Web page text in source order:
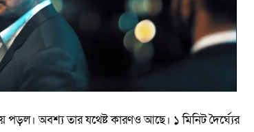
পড়ল। অবশ্য তার যথেষ্ট কারণও আছে। ১ মিনিট দৈর্ঘ্যের